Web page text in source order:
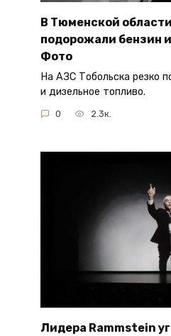
В Тюменской
подорожали бензин
Фото
На АЗС Тобольска резко
и дизельное топливо.
0 2.3к.
Лидера Rammstein